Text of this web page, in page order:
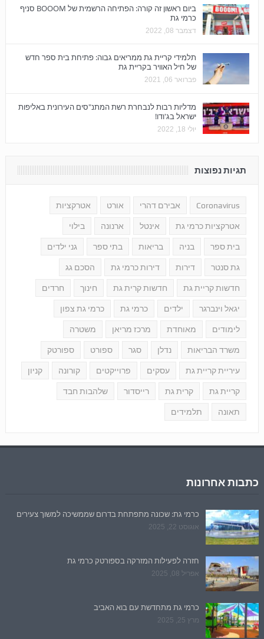
ביום ראשון זה קורה: הפתיחה הרשמית של BOOOM סניף
כרמי גת
דצמבר 08, 2022
תלמידי קריית גת ממריאים גבוה: פתיחת בית ספר חדש
של חיל האוויר בקריית גת
פברואר 06, 2021
מדליות רבות לנבחרת רשת המתנ"סים העירונית באליפות
ישראל בג'ודו!
יולי 18, 2022
תגיות נפוצות
Coronavirus אבירם דהרי אורט אטרקציות
אטרקציות כרמי גת אינטל ארנונה בילוי
בית ספר בניה בריאות בתי ספר גני ילדים
גת סנטר דירות דירות כרמי גת הסכם גג
חדשות קריית גת חדשות קרית גת חינוך חרדים
יגאל וינברגר ילדים כרמי גת כרמי גת צפון
לימודים מאוחדת מרכז מריאן משטרה
משרד הבריאות נדלן סגר ספורט ספורטק
עיריית קריית גת עסקים פרוייקטים קורונה קניון
קריית גת קרית גת רייסדור שלהבות חבד
תאונה תלמידים
כתבות אחרונות
כרמי גת: שכונה מתפתחת בדרום שממשיכה למשוך צעירים
אוגוסט 22, 2025
חזרה לפעילות המזרקה בספורטק כרמי גת
אפריל 08, 2025
כרמי גת מתחדשת עם בוא האביב
מרץ 25, 2025